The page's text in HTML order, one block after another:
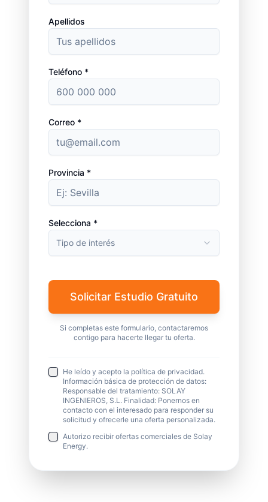
Apellidos
Teléfono *
Correo *
Provincia *
Selecciona *
Tipo de interés
Solicitar Estudio Gratuito
Si completas este formulario, contactaremos
contigo para hacerte llegar tu oferta.
He leído y acepto la política de privacidad.
Información básica de protección de datos:
Responsable del tratamiento: SOLAY
INGENIEROS, S.L. Finalidad: Ponernos en
contacto con el interesado para responder su
solicitud y ofrecerle una oferta personalizada.
Autorizo recibir ofertas comerciales de Solay
Energy.